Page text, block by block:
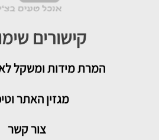
קישורים
המרת מידות ומשקל
מגזין האתר
צור קשר